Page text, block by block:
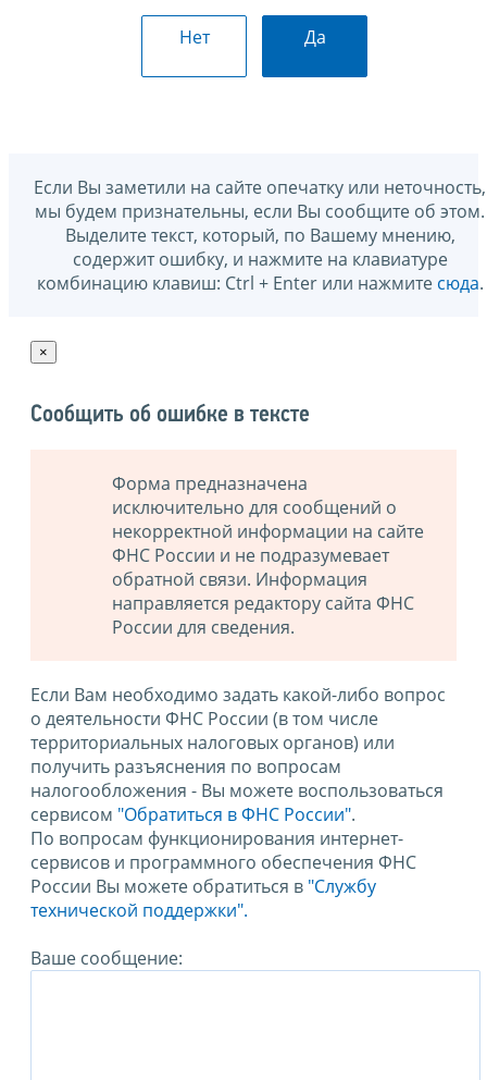
Нет Да
Если Вы заметили на сайте опечатку или неточность,
мы будем признательны, если Вы сообщите об этом.
Выделите текст, который, по Вашему мнению,
содержит ошибку, и нажмите на клавиатуре
комбинацию клавиш: Ctrl + Enter или нажмите сюда.
×
Сообщить об ошибке в тексте
Форма предназначена
исключительно для сообщений о
некорректной информации на сайте
ФНС России и не подразумевает
обратной связи. Информация
направляется редактору сайта ФНС
России для сведения.
Если Вам необходимо задать какой-либо вопрос
о деятельности ФНС России (в том числе
территориальных налоговых органов) или
получить разъяснения по вопросам
налогообложения - Вы можете воспользоваться
сервисом "Обратиться в ФНС России".
По вопросам функционирования интернет-
сервисов и программного обеспечения ФНС
России Вы можете обратиться в "Службу
технической поддержки".
Ваше сообщение: